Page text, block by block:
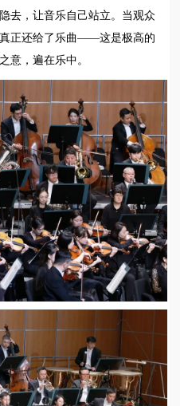
去，让音乐自己站立。当观众
正还给了乐曲——这是极高的
意，遍在乐中。